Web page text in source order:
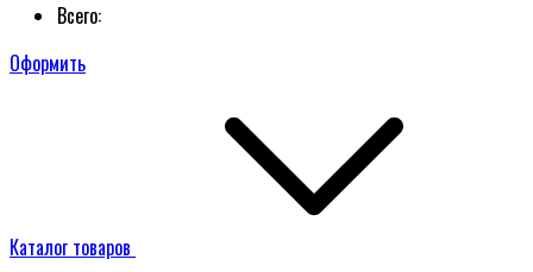
Всего:
Оформить
Каталог товаров